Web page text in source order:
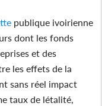
publique ivoirienne
dont les fonds
et des
les effets de la
sans réel impact
taux de létalité,